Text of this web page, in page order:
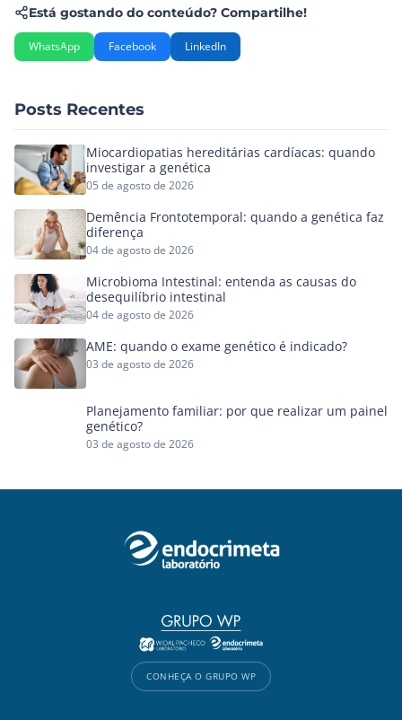
Está gostando do conteúdo? Compartilhe!
WhatsApp Facebook LinkedIn
Posts Recentes
Miocardiopatias hereditárias cardíacas: quando
investigar a genética
05 de agosto de 2026
Demência Frontotemporal: quando a genética faz
diferença
04 de agosto de 2026
Microbioma Intestinal: entenda as causas do
desequilíbrio intestinal
04 de agosto de 2026
AME: quando o exame genético é indicado?
03 de agosto de 2026
Planejamento familiar: por que realizar um painel
genético?
03 de agosto de 2026
CONHEÇA O GRUPO WP